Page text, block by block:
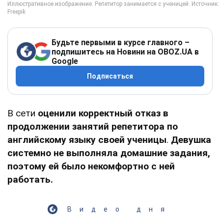
Будьте первыми в курсе главного –
подпишитесь на Новини на OBOZ.UA в
Google
Подписаться
В сети оценили корректный отказ в
продолжении занятий репетитора по
английскому языку своей ученицы. Девушка
системно не выполняла домашние задания,
поэтому ей было некомфортно с ней
работать.
Видео дня